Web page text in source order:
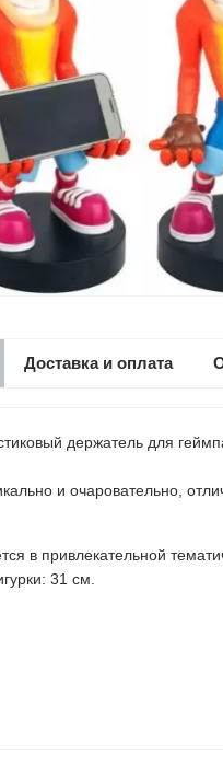
Доставка и оплата
держатель для
и очаровательно,
в привлекательной
31 см.